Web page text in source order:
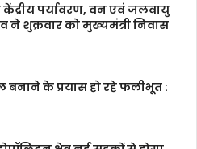
केंद्रीय पर्यावरण, वन एवं जलवायु
ने शुक्रवार को मुख्यमंत्री निवास
के प्रयास हो रहे फलीभूत :